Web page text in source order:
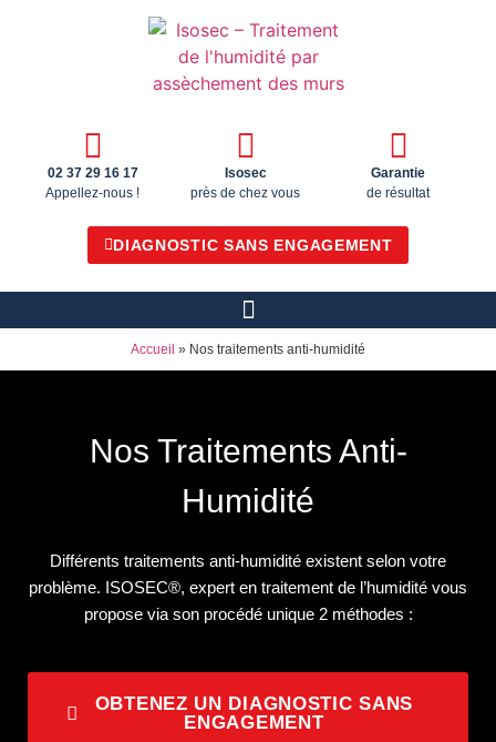
02 37 29 16 17
Appellez-nous !
Isosec
près de chez vous
Garantie
de résultat
DIAGNOSTIC SANS ENGAGEMENT
Accueil » Nos traitements anti-humidité
Nos Traitements Anti-
Humidité
Différents traitements anti-humidité existent selon votre
problème. ISOSEC®, expert en traitement de l’humidité vous
propose via son procédé unique 2 méthodes :
OBTENEZ UN DIAGNOSTIC SANS
ENGAGEMENT